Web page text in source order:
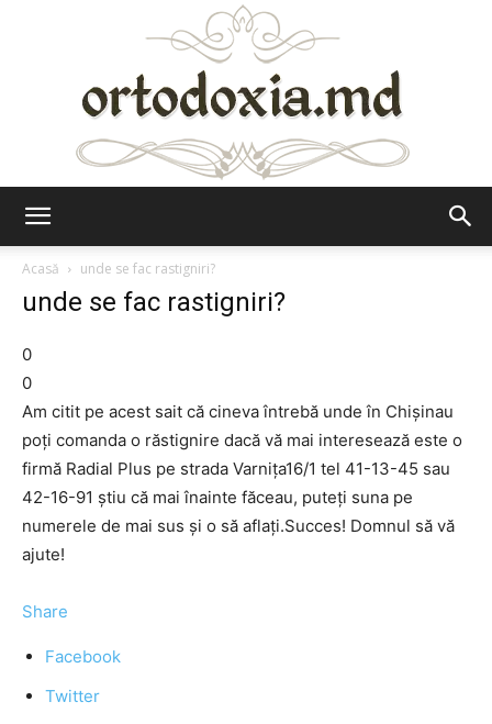
Acasă
unde se fac rastigniri?
unde se fac rastigniri?
0
0
Am citit pe acest sait că cineva întrebă unde în Chișinau
poți comanda o răstignire dacă vă mai interesează este o
firmă Radial Plus pe strada Varnița16/1 tel 41-13-45 sau
42-16-91 știu că mai înainte făceau, puteți suna pe
numerele de mai sus și o să aflați.Succes! Domnul să vă
ajute!
Share
Facebook
Twitter